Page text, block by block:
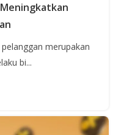
merupakan
bi...